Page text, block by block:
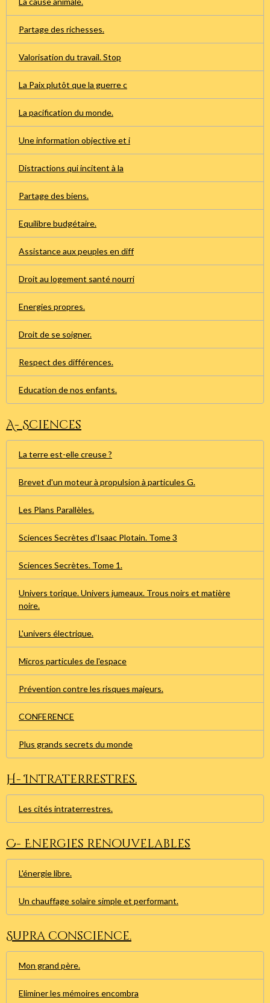
Partage des richesses.
Valorisation du travail. Stop
La Paix plutôt que la guerre c
La pacification du monde.
Une information objective et i
Distractions qui incitent à la
Partage des biens.
Equilibre budgétaire.
Assistance aux peuples en diff
Droit au logement santé nourri
Energies propres.
Droit de se soigner.
Respect des différences.
Education de nos enfants.
A- Sciences
La terre est-elle creuse ?
Brevet d'un moteur à propulsion à particules G.
Les Plans Parallèles.
Sciences Secrètes d'Isaac Plotain. Tome 3
Sciences Secrètes. Tome 1.
Univers torique. Univers jumeaux. Trous noirs et matière
noire.
L'univers électrique.
Micros particules de l'espace
Prévention contre les risques majeurs.
CONFERENCE
Plus grands secrets du monde
H- Intraterrestres.
Les cités intraterrestres.
C- Energies renouvelables
L'énergie libre.
Un chauffage solaire simple et performant.
Supra conscience.
Mon grand père.
Eliminer les mémoires encombra